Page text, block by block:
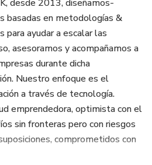
libro explora cómo la
es esencial para construir
y establecer relaciones de
como con clientes potenciales.
personal: Al destacar la
personal y el desarrollo
coachees, este libro motiva a
y alcanzar sus objetivos con
desde 2013, diseñamos-
basadas en metodologías &
ayudar a escalar las
asesoramos y acompañamos a
durante dicha
Nuestro enfoque es el
a través de tecnología.
emprendedora, optimista con el
sin fronteras pero con riesgos
comprometidos con